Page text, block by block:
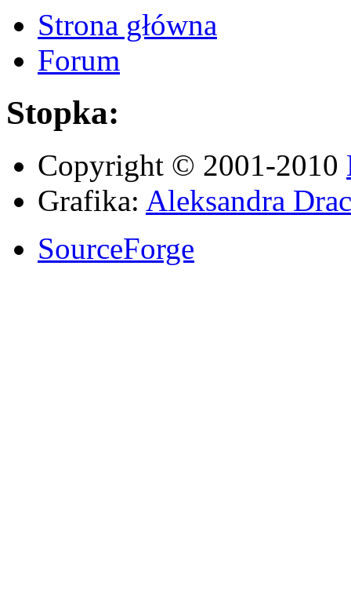
Strona główna
Forum
Stopka:
Copyright © 2001-2010
Grafika: Aleksandra
SourceForge